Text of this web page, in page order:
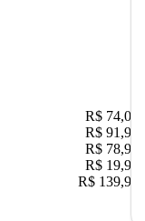
R$ 74,00
R$ 91,90
R$ 78,90
R$ 19,90
R$ 139,90